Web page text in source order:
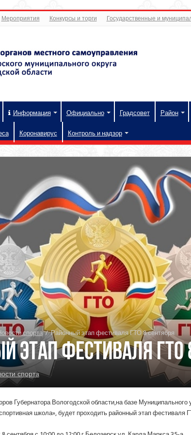
Мероприятия Конкурсы и торги Государственные и
Информация Официально Градсовет Район
Коронавирус Контроль и надзор
спорта / Районный этап фестиваля ГТО 8 сентября
этап фестиваля ГТО
спорта
Губернатора Вологодской области,на базе
школа», будет проходить районный этап фестиваля